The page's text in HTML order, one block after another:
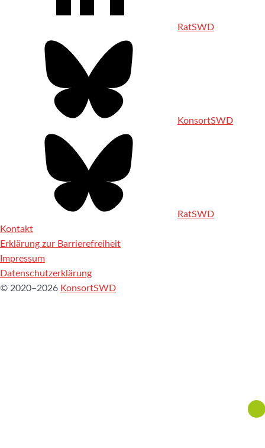
RatSWD
KonsortSWD
RatSWD
Kontakt
Erklärung zur Barrierefreiheit
Impressum
Datenschutzerklärung
© 2020–2026 KonsortSWD